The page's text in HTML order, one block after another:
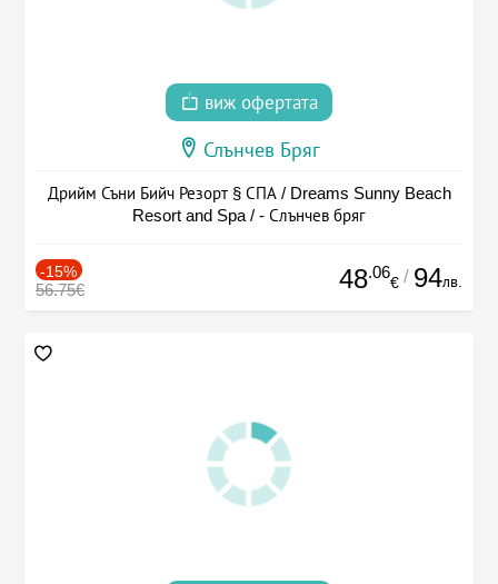
виж офертата
Слънчев Бряг
Дрийм Съни Бийч Резорт § СПА / Dreams Sunny Beach
Resort and Spa / - Слънчев бряг
-15%
56.75€ 48.06
€ / 94лв.